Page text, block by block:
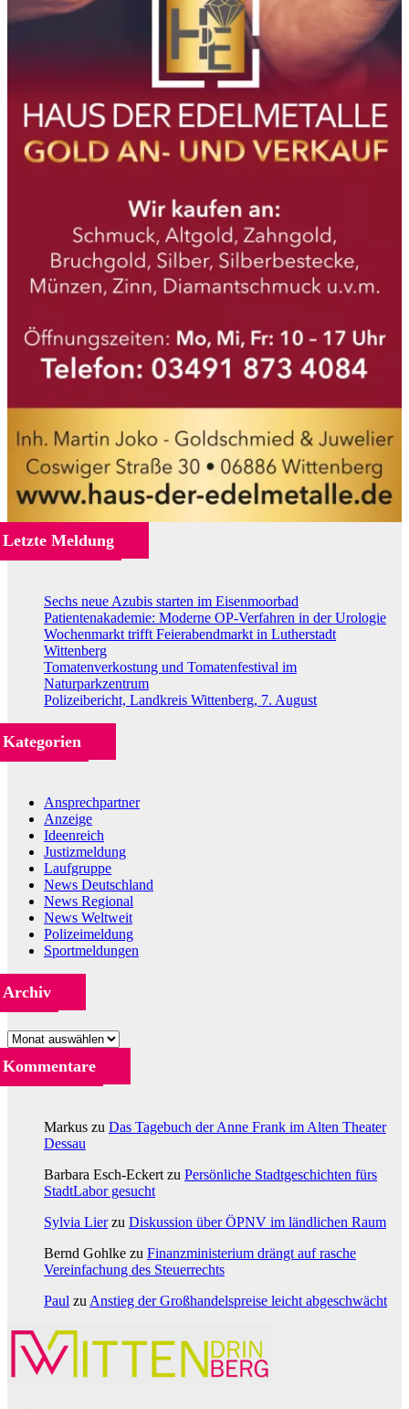
Letzte Meldung
Sechs neue Azubis starten im Eisenmoorbad
Patientenakademie: Moderne OP-Verfahren in der Urologie
Wochenmarkt trifft Feierabendmarkt in Lutherstadt
Wittenberg
Tomatenverkostung und Tomatenfestival im
Naturparkzentrum
Polizeibericht, Landkreis Wittenberg, 7. August
Kategorien
Ansprechpartner
Anzeige
Ideenreich
Justizmeldung
Laufgruppe
News Deutschland
News Regional
News Weltweit
Polizeimeldung
Sportmeldungen
Archiv
Archiv
Kommentare
Markus zu Das Tagebuch der Anne Frank im Alten Theater
Dessau
Barbara Esch-Eckert zu Persönliche Stadtgeschichten fürs
StadtLabor gesucht
Sylvia Lierzu Diskussion über ÖPNV im ländlichen Raum
Bernd Gohlke zu Finanzministerium drängt auf rasche
Vereinfachung des Steuerrechts
Paul zu Anstieg der Großhandelspreise leicht abgeschwächt